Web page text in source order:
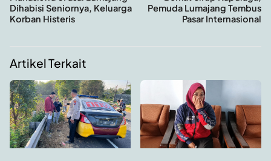
Dihabisi Seniornya, Keluarga
Korban Histeris
Pemuda Lumajang Tembus
Pasar Internasional
Artikel Terkait